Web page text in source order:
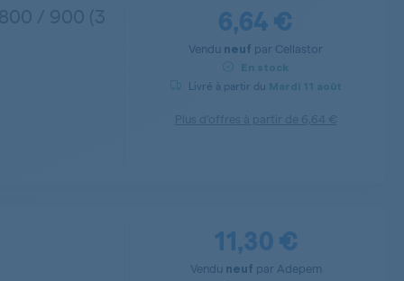
6,64 €
Vendu neuf par Cellastor
En stock
Livré à partir du Mardi 11 août
11,30 €
Vendu neuf par Adepem